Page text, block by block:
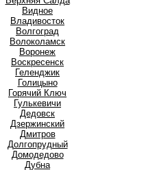
Видное
Владивосток
Волгоград
Волоколамск
Воронеж
Воскресенск
Геленджик
Голицыно
Горячий Ключ
Гулькевичи
Дедовск
Дзержинский
Дмитров
Долгопрудный
Домодедово
Дубна